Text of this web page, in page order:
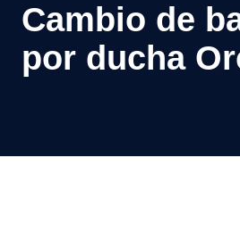
Cambio de
por ducha